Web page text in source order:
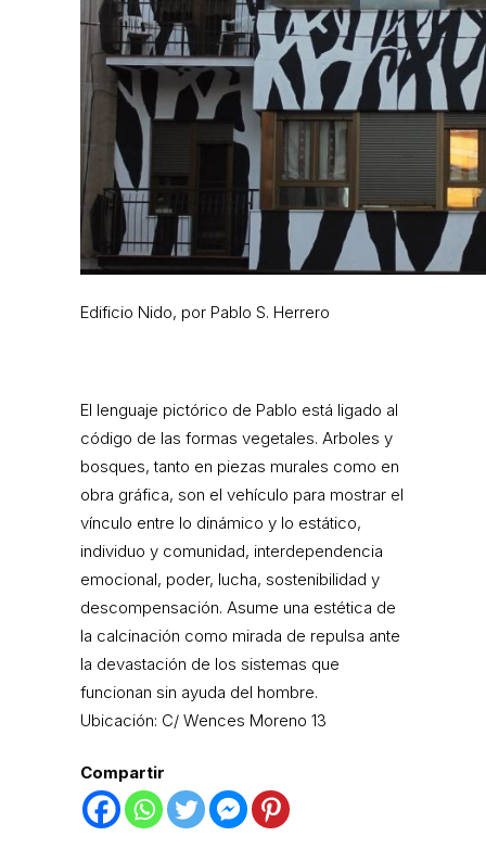
Edificio Nido, por Pablo S. Herrero
El lenguaje pictórico de Pablo está ligado al
código de las formas vegetales. Arboles y
bosques, tanto en piezas murales como en
obra gráfica, son el vehículo para mostrar el
vínculo entre lo dinámico y lo estático,
individuo y comunidad, interdependencia
emocional, poder, lucha, sostenibilidad y
descompensación. Asume una estética de
la calcinación como mirada de repulsa ante
la devastación de los sistemas que
funcionan sin ayuda del hombre.
Ubicación: C/ Wences Moreno 13
Compartir